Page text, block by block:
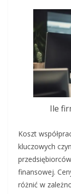
Ile
Koszt
kluczowych
finansowej.
różnić w